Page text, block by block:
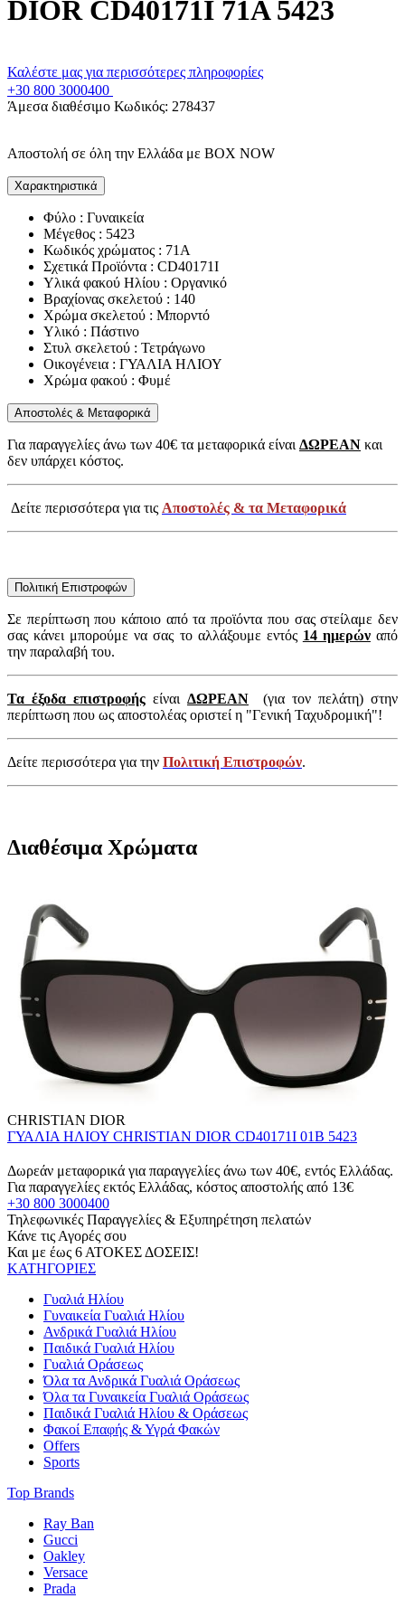
DIOR CD40171I 71A 5423
Καλέστε μας για περισσότερες πληροφορίες
+30 800 3000400
Άμεσα διαθέσιμο Κωδικός: 278437
Αποστολή σε όλη την Ελλάδα με BOX NOW
Χαρακτηριστικά
Φύλο : Γυναικεία
Μέγεθος : 5423
Κωδικός χρώματος : 71A
Σχετικά Προϊόντα : CD40171I
Υλικά φακού Ηλίου : Οργανικό
Βραχίονας σκελετού : 140
Χρώμα σκελετού : Μπορντό
Υλικό : Πάστινο
Στυλ σκελετού : Τετράγωνο
Οικογένεια : ΓΥΑΛΙΑ ΗΛΙΟΥ
Χρώμα φακού : Φυμέ
Αποστολές & Μεταφορικά
Για παραγγελίες άνω των 40€ τα μεταφορικά είναιΔΩΡΕΑΝ και
δεν υπάρχει κόστος.
Δείτε περισσότερα για τις Αποστολές & τα Μεταφορικά
Πολιτική Επιστροφών
Σε περίπτωση που κάποιο από τα προϊόντα που σας στείλαμε δεν
σας κάνει μπορούμε να σας το αλλάξουμε εντός 14 ημερώναπό
την παραλαβή του.
Τα έξοδα επιστροφής είναι ΔΩΡΕΑΝ (για τον πελάτη) στην
περίπτωση που ως αποστολέας οριστεί η "Γενική Ταχυδρομική"!
Δείτε περισσότερα για την Πολιτική Επιστροφών.
Διαθέσιμα Χρώματα
CHRISTIAN DIOR
ΓΥΑΛΙΑ ΗΛΙΟΥ CHRISTIAN DIOR CD40171I 01B 5423
Δωρεάν μεταφορικά για παραγγελίες άνω των 40€, εντός Ελλάδας.
Για παραγγελίες εκτός Ελλάδας, κόστος αποστολής από 13€
+30 800 3000400
Τηλεφωνικές Παραγγελίες & Εξυπηρέτηση πελατών
Κάνε τις Αγορές σου
Και με έως 6 ΑΤΟΚΕΣ ΔΟΣΕΙΣ!
ΚΑΤΗΓΟΡΙΕΣ
Γυαλιά Ηλίου
Γυναικεία Γυαλιά Ηλίου
Ανδρικά Γυαλιά Ηλίου
Παιδικά Γυαλιά Ηλίου
Γυαλιά Οράσεως
Όλα τα Ανδρικά Γυαλιά Οράσεως
Όλα τα Γυναικεία Γυαλιά Οράσεως
Παιδικά Γυαλιά Ηλίου & Οράσεως
Φακοί Επαφής & Υγρά Φακών
Offers
Sports
Top Brands
Ray Ban
Gucci
Oakley
Versace
Prada